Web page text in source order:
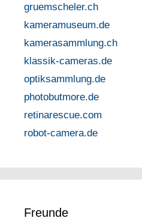
gruemscheler.ch
kameramuseum.de
kamerasammlung.ch
klassik-cameras.de
optiksammlung.de
photobutmore.de
retinarescue.com
robot-camera.de
Freunde